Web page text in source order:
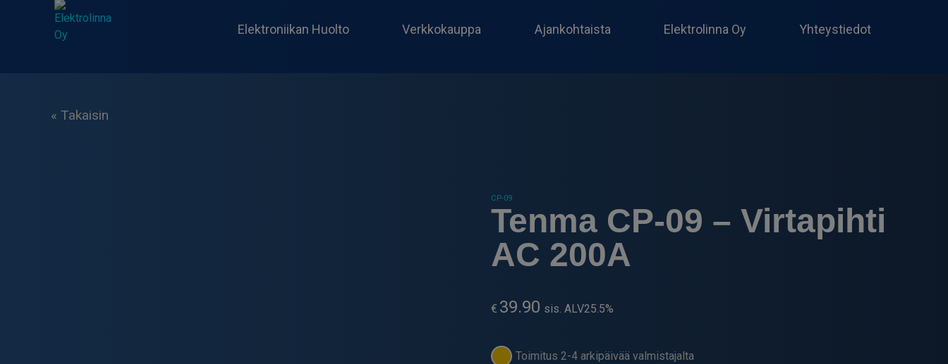
Elektroniikan Huolto Verkkokauppa Ajankohtaista Elektrolinna Oy Yhteystiedot
« Takaisin
CP-09
Tenma CP-09 – Virtapihti
AC 200A
€ 39.90 sis. ALV25.5%
Toimitus 2-4 arkipäivää valmistajalta